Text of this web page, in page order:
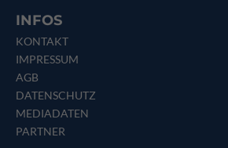
INFOS
KONTAKT
IMPRESSUM
AGB
DATENSCHUTZ
MEDIADATEN
PARTNER